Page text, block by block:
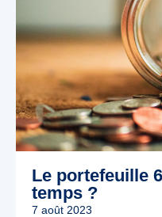
Le portefeuille
temps ?
7 août 2023